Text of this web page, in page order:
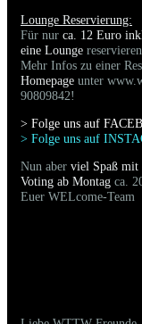
Lounge Reservierung:
Für nur ca. 12 Euro
eine Lounge reservieren
Mehr Infos zu einer
Homepage unter
90809842!
> Folge uns auf
> Folge uns auf
Nun aber viel Spaß mit
Voting ab Montag ca.
Euer WELcome-Team